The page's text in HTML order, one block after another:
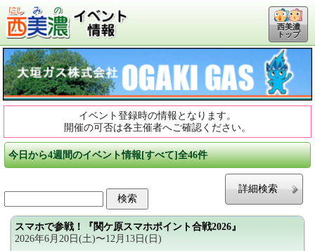
西美濃
トップ
イベント登録時の情報となります。
開催の可否は各主催者へご確認ください。
今日から4週間のイベント情報[すべて]全46件
詳細検索
スマホで参戦！『関ケ原スマホポイント合戦2026』
2026年6月20日(土)〜12月13日(日)